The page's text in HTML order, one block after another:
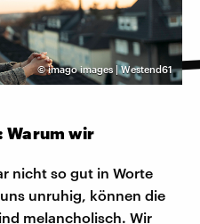
©imago images | Westend61
Warum wir
nicht so gut in Worte
unruhig, können die
melancholisch. Wir